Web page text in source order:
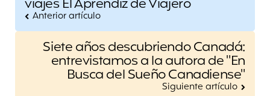
Anterior artículo
Siete años descubriendo Canadá:
entrevistamos a la autora de "En
Busca del Sueño Canadiense"
Siguiente artículo